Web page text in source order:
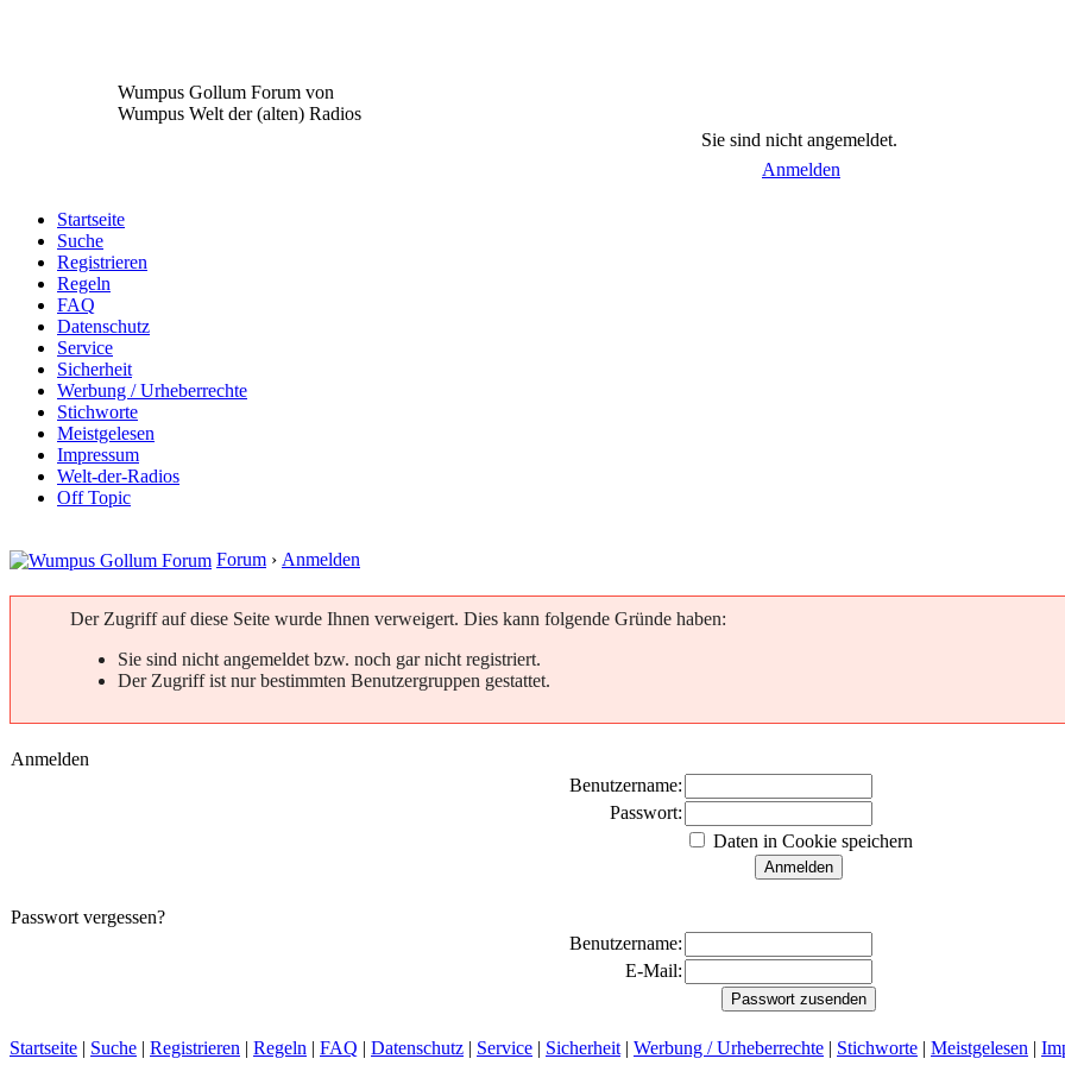
Wumpus Gollum Forum von
Wumpus Welt der (alten) Radios
Sie sind nicht angemeldet.
Anmelden
Startseite
Suche
Registrieren
Regeln
FAQ
Datenschutz
Service
Sicherheit
Werbung / Urheberrechte
Stichworte
Meistgelesen
Impressum
Welt-der-Radios
Off Topic
Forum › Anmelden
Der Zugriff auf diese Seite wurde Ihnen verweigert. Dies kann folgende Gründe haben:
Sie sind nicht angemeldet bzw. noch gar nicht registriert.
Der Zugriff ist nur bestimmten Benutzergruppen gestattet.
Anmelden
Benutzername:
Passwort:
Daten in Cookie speichern
Passwort vergessen?
Benutzername:
E-Mail:
Startseite | Suche | Registrieren | Regeln | FAQ | Datenschutz | Service | Sicherheit | Werbung / Urheberrechte | Stichworte | Meistgelesen |